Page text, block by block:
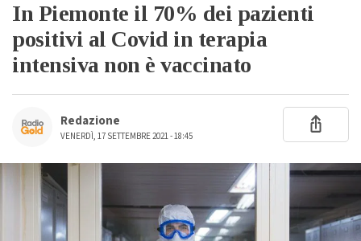
In Piemonte il 70% dei pazienti
positivi al Covid in terapia
intensiva non è vaccinato
Redazione
VENERDÌ, 17 SETTEMBRE 2021 - 18:45